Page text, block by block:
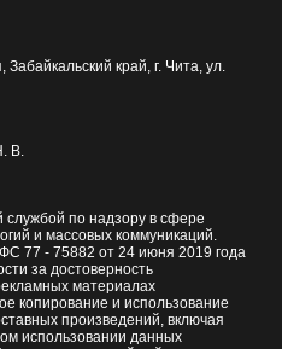
Забайкальский край, г. Чита, ул.
В.
службой по надзору в сфере
и массовых коммуникаций.
77 - 75882 от 24 июня 2019 года
за достоверность
материалах
копирование и использование
произведений, включая
использовании данных